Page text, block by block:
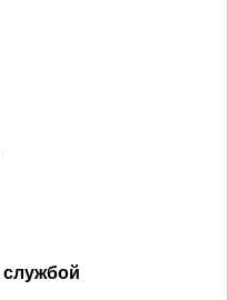
службой